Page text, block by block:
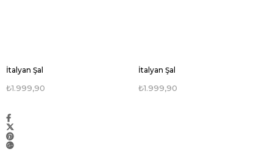
İtalyan Şal
₺1.999,90
İtalyan Şal
₺1.999,90